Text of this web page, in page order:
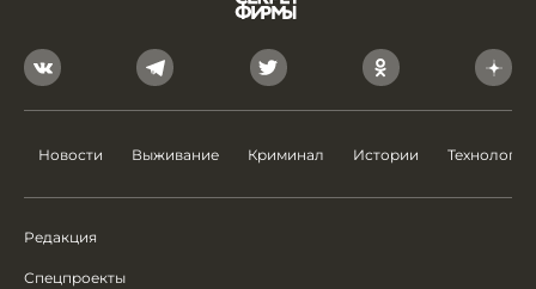
Новости Выживание Криминал Истории Технологии
Редакция
Спецпроекты